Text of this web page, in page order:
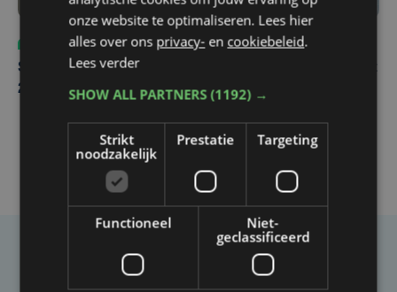
Sport
za 8 augustus | 12:42
Spaanse aanvaller zet handtekening onder contract tot
2031 bij Club Brugge
Taalfout opgemerkt?
onze website te optimaliseren. Lees hier
alles over ons privacy- en cookiebeleid.
Lees verder
SHOW ALL PARTNERS(1192) →
Strikt
noodzakelijk
Prestatie Targeting
Functioneel
Niet-
geclassificeerd